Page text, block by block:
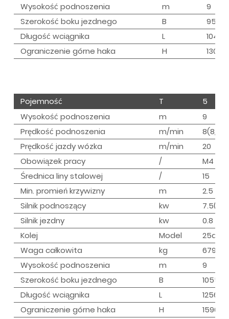
Wysokość podnoszenia
m
9
Szerokość boku jezdnego
B
950
Długość wciągnika
L
1044
Ograniczenie górne haka
H 1300
Pojemność T
5
Wysokość podnoszenia
m
9
Prędkość podnoszenia
m/min
8(8/2)
Prędkość jazdy wózka
m/min
20
Obowiązek pracy
/
M4
Średnica liny stalowej
/
15
Min. promień krzywizny
m
2.5
Silnik podnoszący
kw
Silnik jezdny
kw
0.8
Kolej
Model
25a-
Waga całkowita
kg
679
Wysokość podnoszenia
m
9
Szerokość boku jezdnego
B
1055
Długość wciągnika
L
1256
Ograniczenie górne haka
H 1590